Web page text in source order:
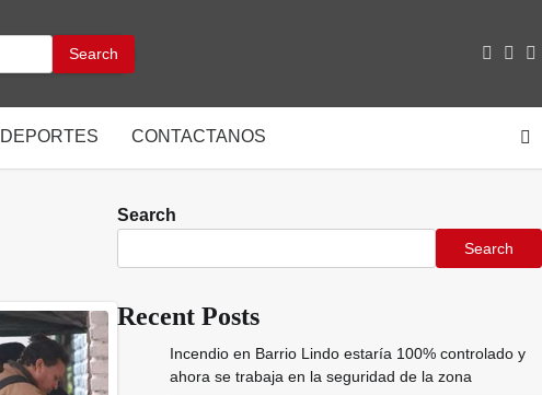
DEPORTES CONTACTANOS
Search
Search
Recent Posts
Incendio en Barrio Lindo estaría 100% controlado y
ahora se trabaja en la seguridad de la zona